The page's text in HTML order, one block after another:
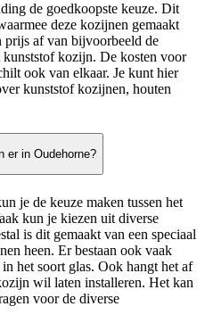
de goedkoopste keuze. Dit
deze kozijnen gemaakt
af van bijvoorbeeld de
kozijn. De kosten voor
ook van elkaar. Je kunt hier
kunststof kozijnen, houten
er in Oudehorne?
je de keuze maken tussen het
kun je kiezen uit diverse
is dit gemaakt van een speciaal
heen. Er bestaan ook vaak
het soort glas. Ook hangt het af
wil laten installeren. Het kan
voor de diverse